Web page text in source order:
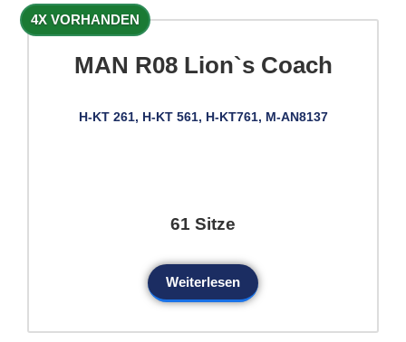
4X VORHANDEN
MAN R08 Lion`s Coach
H-KT 261, H-KT 561, H-KT761, M-AN8137
61 Sitze
Weiterlesen